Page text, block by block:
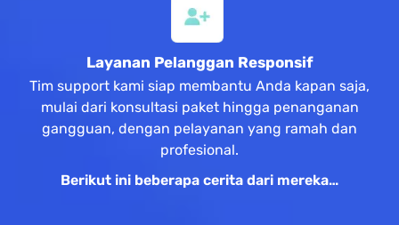
Layanan Pelanggan Responsif
Tim support kami siap membantu Anda kapan saja,
mulai dari konsultasi paket hingga penanganan
gangguan, dengan pelayanan yang ramah dan
profesional.
Berikut ini beberapa cerita dari mereka…